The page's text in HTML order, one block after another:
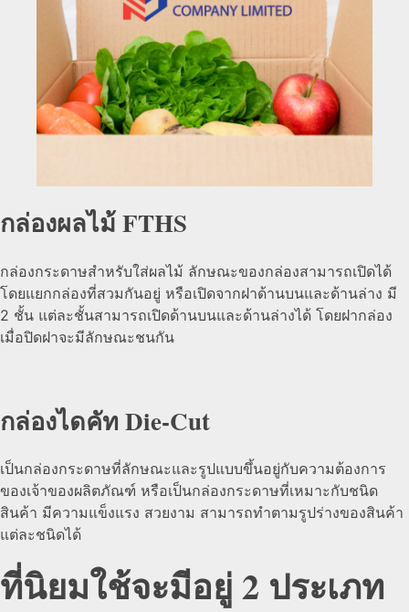
กล่องผลไม้ FTHS
กล่องกระดาษสำหรับใส่ผลไม้ ลักษณะของกล่องสามารถเปิดได้
โดยแยกกล่องที่สวมกันอยู่ หรือเปิดจากฝาด้านบนและด้านล่าง มี
2 ชั้น แต่ละชั้นสามารถเปิดด้านบนและด้านล่างได้ โดยฝากล่อง
เมื่อปิดฝาจะมีลักษณะชนกัน
กล่องไดคัท Die-Cut
เป็นกล่องกระดาษที่ลักษณะและรูปแบบขึ้นอยู่กับความต้องการ
ของเจ้าของผลิตภัณฑ์ หรือเป็นกล่องกระดาษที่เหมาะกับชนิด
สินค้า มีความแข็งแรง สวยงาม สามารถทำตามรูปร่างของสินค้า
แต่ละชนิดได้
ที่นิยมใช้จะมีอยู่ 2 ประเภท